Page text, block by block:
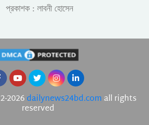
প্রকাশক : লাবনী হোসেন
2026dailynews24bd.com all rights
reserved